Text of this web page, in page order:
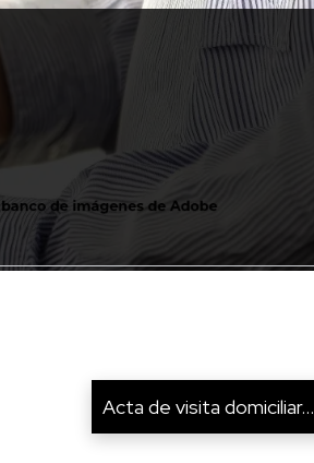
Acta de visita domiciliar...